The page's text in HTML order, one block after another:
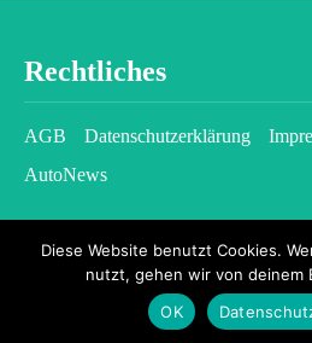
Rechtliches
AGB Datenschutzerklärung
AutoNews
2026 © kfzgazette.com - All
Diese Website benutzt Cookies.
nutzt, gehen wir von deinem
OK